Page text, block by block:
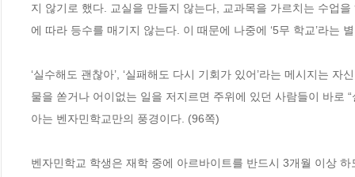
지 않기로 했다. 교실을 만들지 않는다, 교과목을 가르치는 수업
에 따라 등수를 매기지 않는다. 이 때문에 나중에 ‘5무 학교’라는
‘실수해도 괜찮아’, ‘실패해도 다시 기회가 있어’라는 메시지는
물을 쏟거나 어이없는 일을 저지르면 주위에 있던 사람들이 바로
아는 벤자민학교만의 풍경이다. (96쪽)
벤자민학교 학생은 재학 중에 아르바이트를 반드시 3개월 이상